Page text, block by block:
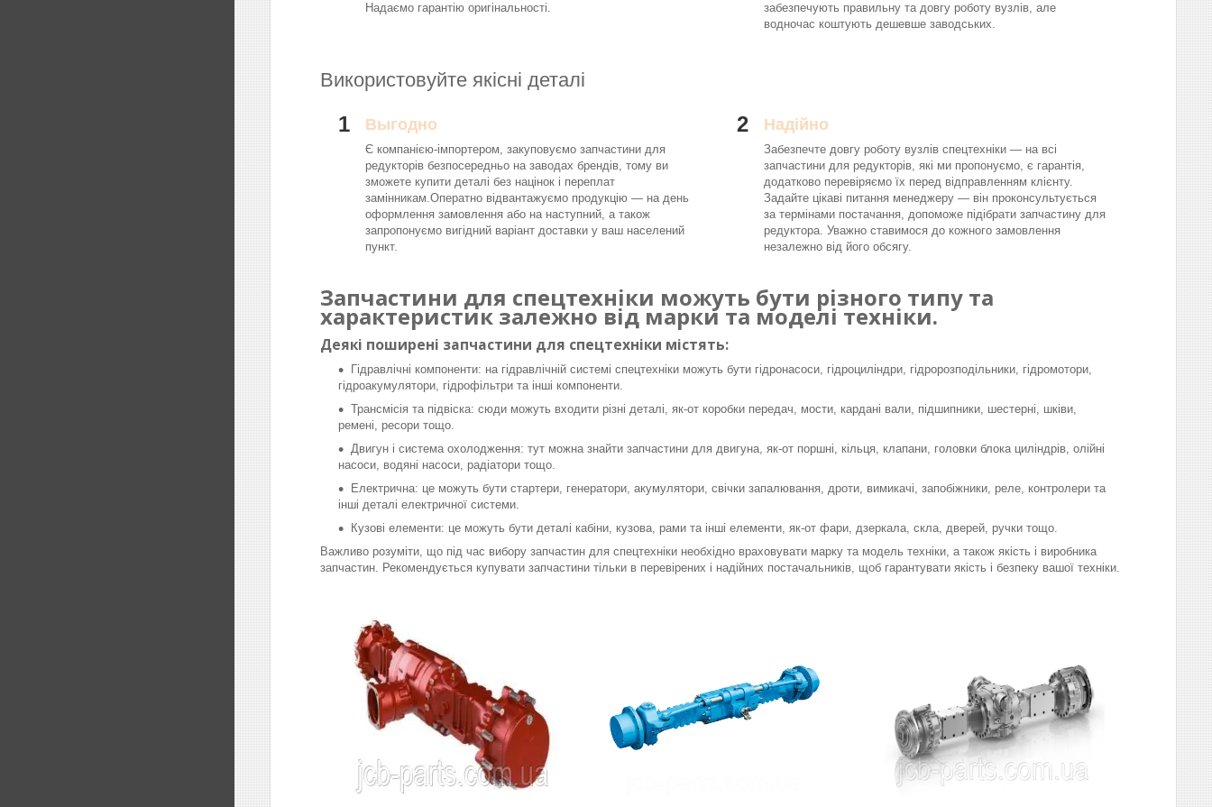
Надаємо гарантію оригінальності.
забезпечують правильну та довгу роботу вузлів, але
водночас коштують дешевше заводських.
Використовуйте якісні деталі
1 Выгодно
Є компанією-імпортером, закуповуємо запчастини для
редукторів безпосередньо на заводах брендів, тому ви
зможете купити деталі без націнок і переплат
замінникам.Оператно відвантажуємо продукцію — на день
оформлення замовлення або на наступний, а також
запропонуємо вигідний варіант доставки у ваш населений
пункт.
2 Надійно
Забезпечте довгу роботу вузлів спецтехніки — на всі
запчастини для редукторів, які ми пропонуємо, є гарантія,
додатково перевіряємо їх перед відправленням клієнту.
Задайте цікаві питання менеджеру — він проконсультується
за термінами постачання, допоможе підібрати запчастину для
редуктора. Уважно ставимося до кожного замовлення
незалежно від його обсягу.
Запчастини для спецтехніки можуть бути різного типу та
характеристик залежно від марки та моделі техніки.
Деякі поширені запчастини для спецтехніки містять:
Гідравлічні компоненти: на гідравлічній системі спецтехніки можуть бути гідронасоси, гідроциліндри, гідророзподільники, гідромотори,
гідроакумулятори, гідрофільтри та інші компоненти.
Трансмісія та підвіска: сюди можуть входити різні деталі, як-от коробки передач, мости, кардані вали, підшипники, шестерні, шківи,
ремені, ресори тощо.
Двигун і система охолодження: тут можна знайти запчастини для двигуна, як-от поршні, кільця, клапани, головки блока циліндрів, олійні
насоси, водяні насоси, радіатори тощо.
Електрична: це можуть бути стартери, генератори, акумулятори, свічки запалювання, дроти, вимикачі, запобіжники, реле, контролери та
інші деталі електричної системи.
Кузові елементи: це можуть бути деталі кабіни, кузова, рами та інші елементи, як-от фари, дзеркала, скла, дверей, ручки тощо.
Важливо розуміти, що під час вибору запчастин для спецтехніки необхідно враховувати марку та модель техніки, а також якість і виробника
запчастин. Рекомендується купувати запчастини тільки в перевірених і надійних постачальників, щоб гарантувати якість і безпеку вашої техніки.